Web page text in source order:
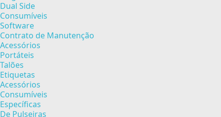
Dual Side
Consumíveis
Software
Contrato de Manutenção
Acessórios
Portáteis
Talões
Etiquetas
Acessórios
Consumíveis
Específicas
De Pulseiras